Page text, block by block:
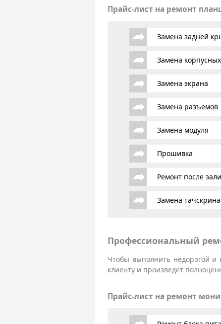
Прайс-лист на ремонт
Замена задней
Замена
Замена экрана
Замена разъемов
Замена модуля
Прошивка
Ремонт после
Замена тачскрина
Профессиональный
Чтобы выполнить недорогой
клиенту и произведет
Прайс-лист на ремонт